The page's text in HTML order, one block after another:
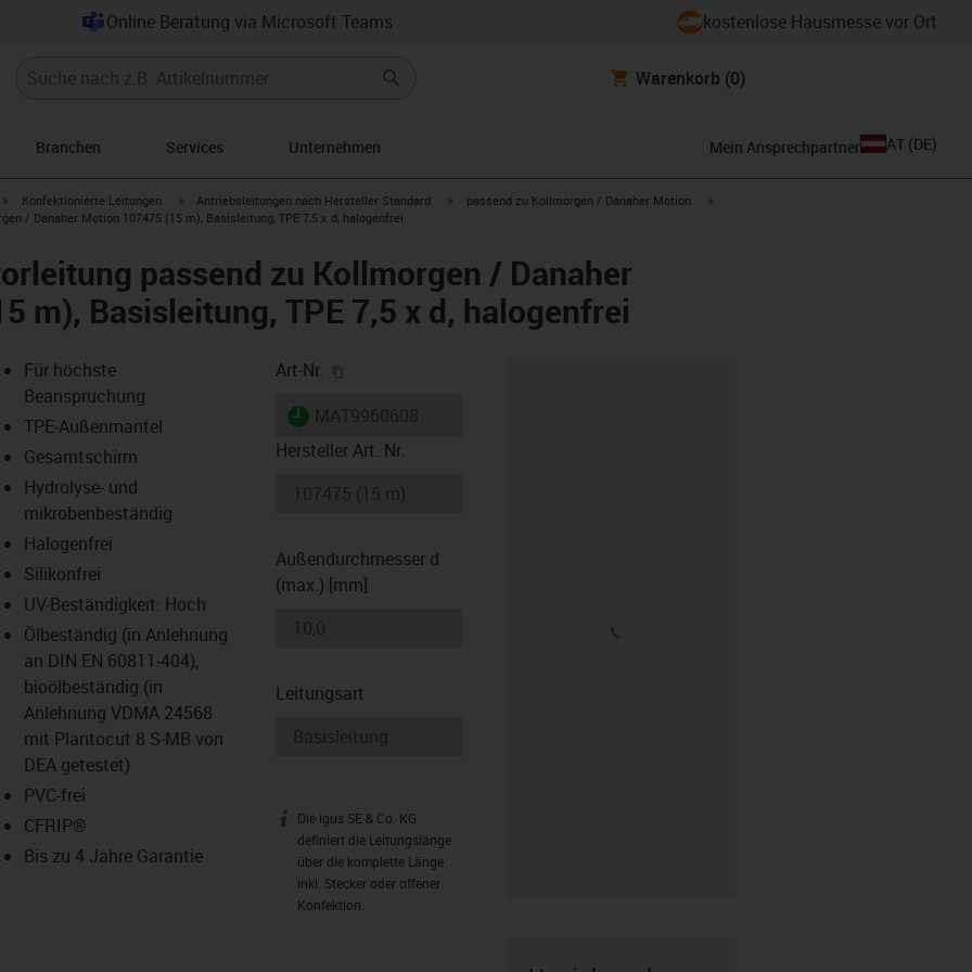
Online Beratung via Microsoft Teams kostenlose Hausmesse vor Ort
Warenkorb (0)
Branchen Services Unternehmen Mein Ansprechpartner AT (DE)
igus-icon-arrow-right
Konfektionierte Leitungen igus-icon-arrow-right
Antriebsleitungen nach Hersteller Standard igus-icon-arrow-right
passend zu Kollmorgen / Danaher Motion
/ Danaher Motion 107475 (15 m), Basisleitung, TPE 7,5 x d, halogenfrei
passend zu Kollmorgen / Danaher
m), Basisleitung, TPE 7,5 x d, halogenfrei
icon-lupe
icon-lupe
Für höchste
Beanspruchung
TPE-Außenmantel
Gesamtschirm
Hydrolyse- und
mikrobenbeständig
Halogenfrei
Silikonfrei
UV-Beständigkeit: Hoch
Ölbeständig (in Anlehnung
an DIN EN 60811-404),
bioölbeständig (in
Anlehnung VDMA 24568
mit Plantocut 8 S-MB von
DEA getestet)
PVC-frei
CFRIP®
Bis zu 4 Jahre Garantie
Art-Nr.
igus-icon-lieferzeit
Hersteller Art. Nr.
Außendurchmesser d
(max.) [mm]
Leitungsart
igus-icon-info
Die igus SE & Co. KG
definiert die Leitungslänge
über die komplette Länge
inkl. Stecker oder offener
Konfektion.